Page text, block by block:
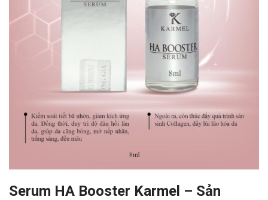
Serum HA Booster Karmel – Sản